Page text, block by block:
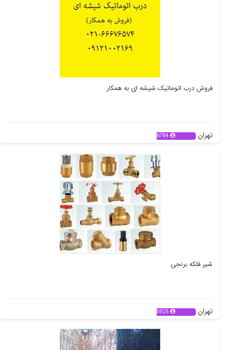
فروش درب اتوماتیک شیشه ای به همکار
تهران 6784
شیر فلکه برنجی
تهران 5925